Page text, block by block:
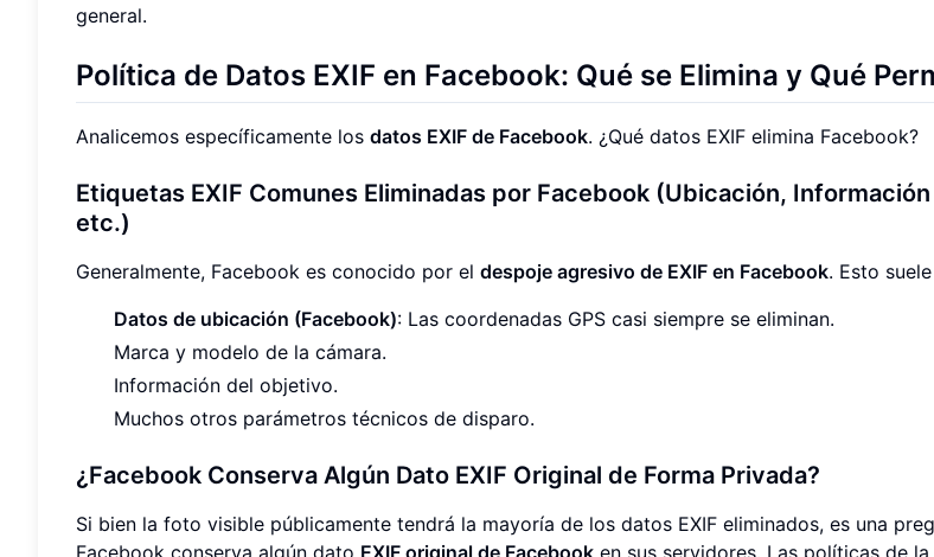
general.
Política de Datos EXIF en Facebook: Qué se Elimina y Qué
Analicemos específicamente los datos EXIF de Facebook. ¿Qué datos EXIF elimina Facebook?
Etiquetas EXIF Comunes Eliminadas por Facebook (Ubicación, Información
etc.)
Generalmente, Facebook es conocido por el despoje agresivo de EXIF en Facebook. Esto
Datos de ubicación (Facebook): Las coordenadas GPS casi siempre se eliminan.
Marca y modelo de la cámara.
Información del objetivo.
Muchos otros parámetros técnicos de disparo.
¿Facebook Conserva Algún Dato EXIF Original de Forma Privada?
Si bien la foto visible públicamente tendrá la mayoría de los datos EXIF eliminados, es una